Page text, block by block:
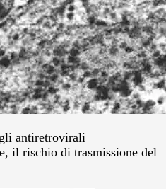
antiretrovirali
il rischio di trasmissione del